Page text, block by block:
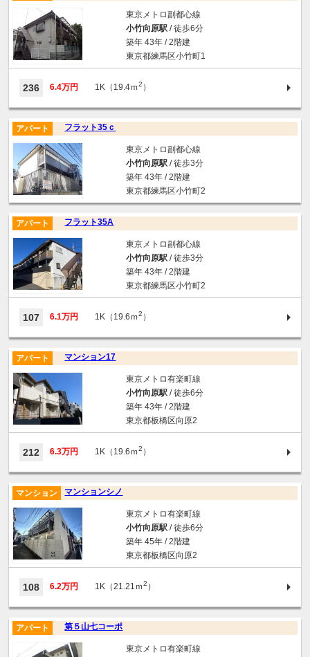
東京メトロ副都心線
小竹向原駅/ 徒歩6分
築年 43年 / 2階建
東京都練馬区小竹町1
236 6.4万円 1K（19.4ｍ2 ）
フラット35ｃ
アパート
東京メトロ副都心線
小竹向原駅/ 徒歩3分
築年 43年 / 2階建
東京都練馬区小竹町2
フラット35A
アパート
東京メトロ副都心線
小竹向原駅/ 徒歩3分
築年 43年 / 2階建
東京都練馬区小竹町2
107 6.1万円 1K（19.6ｍ2 ）
マンション17
アパート
東京メトロ有楽町線
小竹向原駅/ 徒歩6分
築年 43年 / 2階建
東京都板橋区向原2
212 6.3万円 1K（19.6ｍ2 ）
マンションシノ
マンション
東京メトロ有楽町線
小竹向原駅/ 徒歩6分
築年 45年 / 2階建
東京都板橋区向原2
108 6.2万円 1K（21.21ｍ2 ）
第５山七コーポ
アパート
東京メトロ有楽町線